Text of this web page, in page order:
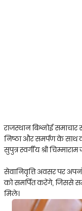
राजस्थान बिश्नोई
निष्ठा और समर्पण के साथ
सुपुत्र स्वर्गीय श्री
सेवानिवृत्ति अवसर पर
को समर्पित करेंगे, जिससे
मिले।